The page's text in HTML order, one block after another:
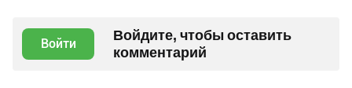
Войти
Войдите, чтобы оставить
комментарий